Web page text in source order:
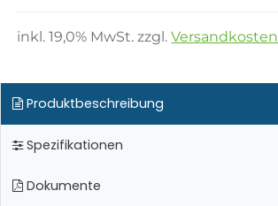
inkl.19,0% MwSt. zzgl.Versandkosten
Produktbeschreibung
Spezifikationen
Dokumente